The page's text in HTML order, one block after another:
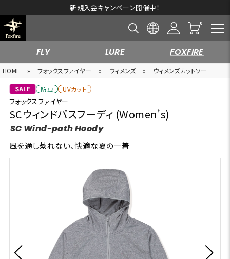
新規入会キャンペーン開催中！
FLY LURE FOXFIRE
HOME » フォックスファイヤー » ウィメンズ » ウィメンズカットソー
防虫 UVカット
フォックスファイヤー
SCウィンドパスフーディ (Women’s)
SC Wind-path Hoody
風を通し蒸れない、快適な夏の一着